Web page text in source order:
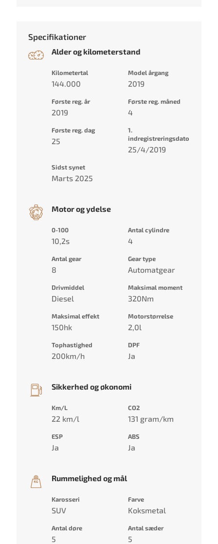
Specifikationer
Alder og kilometerstand
Kilometertal
144.000
Model årgang
2019
Første reg. år
2019
Første reg. måned
4
Første reg. dag
25
1.
indregistreringsdato
25/4/2019
Sidst synet
Marts 2025
Motor og ydelse
0-100
10,2s
Antal cylindre
4
Antal gear
8
Gear type
Automatgear
Drivmiddel
Diesel
Maksimal moment
320Nm
Maksimal effekt
150hk
Motorstørrelse
2,0l
Tophastighed
200km/h
DPF
Ja
Sikkerhed og økonomi
Km/L
22 km/l
CO2
131 gram/km
ESP
Ja
ABS
Ja
Rummelighed og mål
Karosseri
SUV
Farve
Koksmetal
Antal døre
5
Antal sæder
5